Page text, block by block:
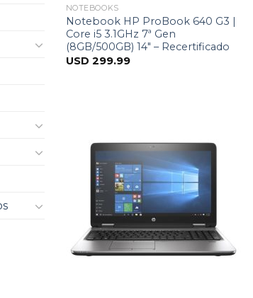
NOTEBOOKS
Notebook HP ProBook 640 G3 |
Core i5 3.1GHz 7ª Gen
(8GB/500GB) 14″ – Recertificado
USD 299.99